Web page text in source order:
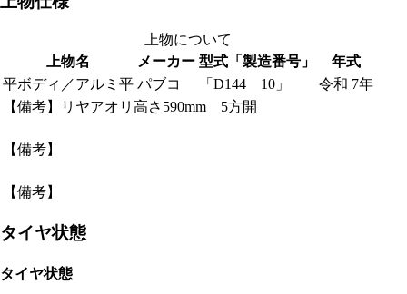
上物について
上物名
メーカー 型式「製造番号」
年式
平ボディ／アルミ平 パブコ 「D144 10」
令和 7年
【備考】リヤアオリ高さ590mm 5方開
【備考】
【備考】
タイヤ状態
タイヤ状態